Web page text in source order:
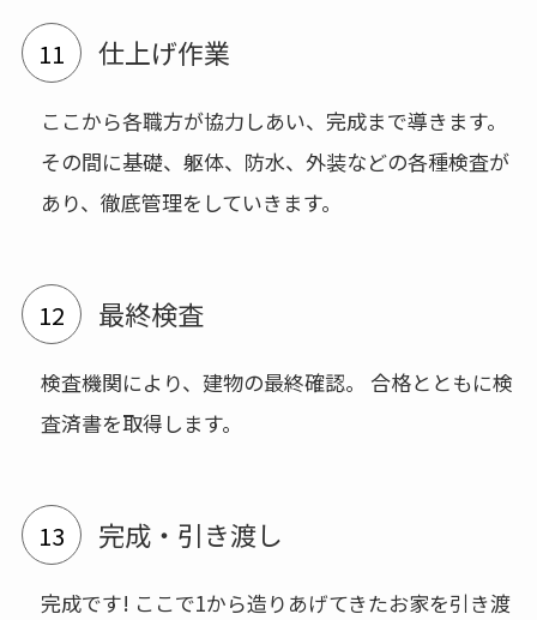
仕上げ作業
ここから各職方が協力しあい、完成まで導きます。
その間に基礎、躯体、防水、外装などの各種検査が
あり、徹底管理をしていきます。
最終検査
検査機関により、建物の最終確認。 合格とともに検
査済書を取得します。
完成・引き渡し
完成です! ここで1から造りあげてきたお家を引き渡